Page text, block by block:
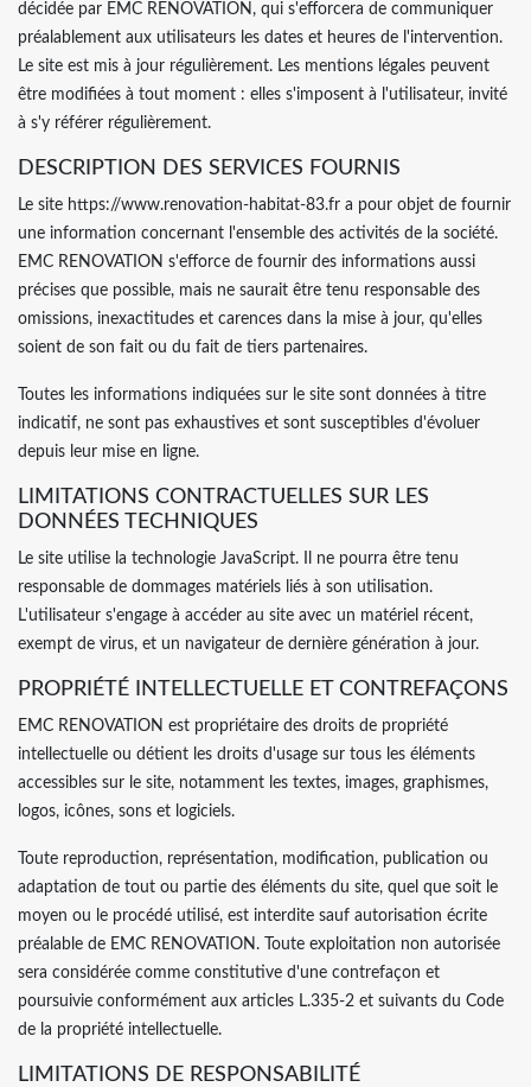
décidée par EMC RENOVATION, qui s'efforcera de communiquer
préalablement aux utilisateurs les dates et heures de l'intervention.
Le site est mis à jour régulièrement. Les mentions légales peuvent
être modifiées à tout moment : elles s'imposent à l'utilisateur, invité
à s'y référer régulièrement.
DESCRIPTION DES SERVICES FOURNIS
Le site https://www.renovation-habitat-83.fr a pour objet de fournir
une information concernant l'ensemble des activités de la société.
EMC RENOVATION s'efforce de fournir des informations aussi
précises que possible, mais ne saurait être tenu responsable des
omissions, inexactitudes et carences dans la mise à jour, qu'elles
soient de son fait ou du fait de tiers partenaires.
Toutes les informations indiquées sur le site sont données à titre
indicatif, ne sont pas exhaustives et sont susceptibles d'évoluer
depuis leur mise en ligne.
LIMITATIONS CONTRACTUELLES SUR LES
DONNÉES TECHNIQUES
Le site utilise la technologie JavaScript. Il ne pourra être tenu
responsable de dommages matériels liés à son utilisation.
L'utilisateur s'engage à accéder au site avec un matériel récent,
exempt de virus, et un navigateur de dernière génération à jour.
PROPRIÉTÉ INTELLECTUELLE ET CONTREFAÇONS
EMC RENOVATION est propriétaire des droits de propriété
intellectuelle ou détient les droits d'usage sur tous les éléments
accessibles sur le site, notamment les textes, images, graphismes,
logos, icônes, sons et logiciels.
Toute reproduction, représentation, modification, publication ou
adaptation de tout ou partie des éléments du site, quel que soit le
moyen ou le procédé utilisé, est interdite sauf autorisation écrite
préalable de EMC RENOVATION. Toute exploitation non autorisée
sera considérée comme constitutive d'une contrefaçon et
poursuivie conformément aux articles L.335-2 et suivants du Code
de la propriété intellectuelle.
LIMITATIONS DE RESPONSABILITÉ